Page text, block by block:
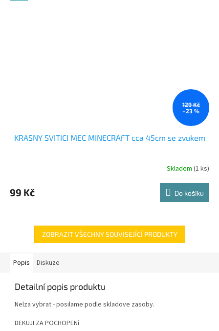
129 Kč
–23 %
KRASNY SVITICI MEC MINECRAFT cca 45cm se zvukem
Skladem (1 ks)
99 Kč Do košíku
ZOBRAZIT VŠECHNY SOUVISEJÍCÍ PRODUKTY
Popis Diskuze
Detailní popis produktu
Nelza vybrat - posilame podle skladove zasoby.
DEKUJI ZA POCHOPENí